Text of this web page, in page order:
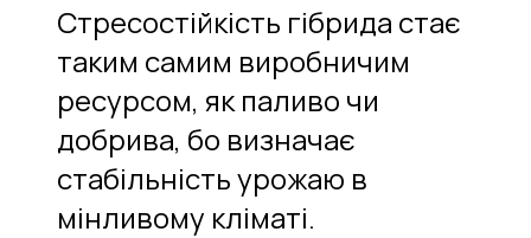
Стресостійкість гібрида стає
таким самим виробничим
ресурсом, як паливо чи
добрива, бо визначає
стабільність урожаю в
мінливому кліматі.